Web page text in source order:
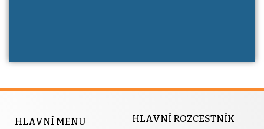
HLAVNÍ MENU HLAVNÍ ROZCESTNÍK